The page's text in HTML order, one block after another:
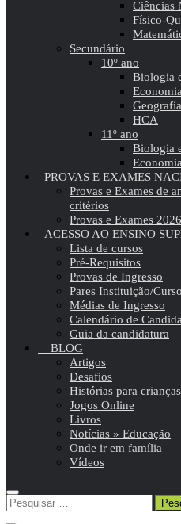
Ciências
Físico-
Secundário
10º ano
Biologia
HCA
11º ano
Biologia
PROVAS E EXAMES
Provas e Exames de
critérios
Provas e Exames
ACESSO AO ENSINO
Lista de cursos
Pré-Requisitos
Provas de Ingresso
Pares Instituição/Curso
Médias de Ingresso
Calendário de
Guia da candidatura
BLOG
Artigos
Desafios
Histórias para crianças
Jogos Online
Livros
Notícias » Educação
Onde ir em família
Vídeos
Pesquisar
por: